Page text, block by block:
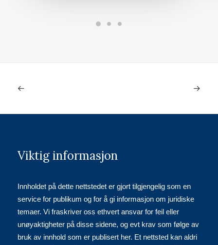
Viktig informasjon
Innholdet på dette nettstedet er gjort tilgjengelig som en
service for publikum og for å gi informasjon om juridiske
temaer. Vi fraskriver oss ethvert ansvar for feil eller
unøyaktigheter på disse sidene, og evt krav som følge av
bruk av innhold som er publisert her. Et nettsted kan aldri